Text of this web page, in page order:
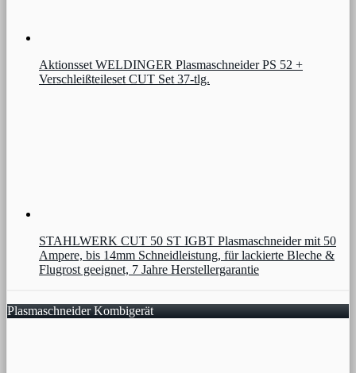
Aktionsset WELDINGER Plasmaschneider PS 52 +
Verschleißteileset CUT Set 37-tlg.
STAHLWERK CUT 50 ST IGBT Plasmaschneider mit 50
Ampere, bis 14mm Schneidleistung, für lackierte Bleche &
Flugrost geeignet, 7 Jahre Herstellergarantie
Plasmaschneider Kombigerät